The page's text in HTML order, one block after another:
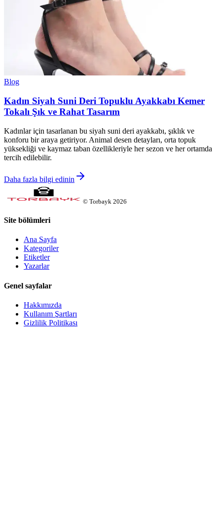
Blog
Kadın Siyah Suni Deri Topuklu Ayakkabı Kemer
Tokalı Şık ve Rahat Tasarım
Kadınlar için tasarlanan bu siyah suni deri ayakkabı, şıklık ve
konforu bir araya getiriyor. Animal desen detayları, orta topuk
yüksekliği ve kaymaz taban özellikleriyle her sezon ve her ortamda
tercih edilebilir.
Daha fazla bilgi edinin
© Torbayk 2026
Site bölümleri
Ana Sayfa
Kategoriler
Etiketler
Yazarlar
Genel sayfalar
Hakkımızda
Kullanım Şartları
Gizlilik Politikası